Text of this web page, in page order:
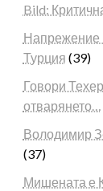
Bild:
Напрежение
Турция (39)
Говори
отварянето…
Володимир
(37)
Мишената е